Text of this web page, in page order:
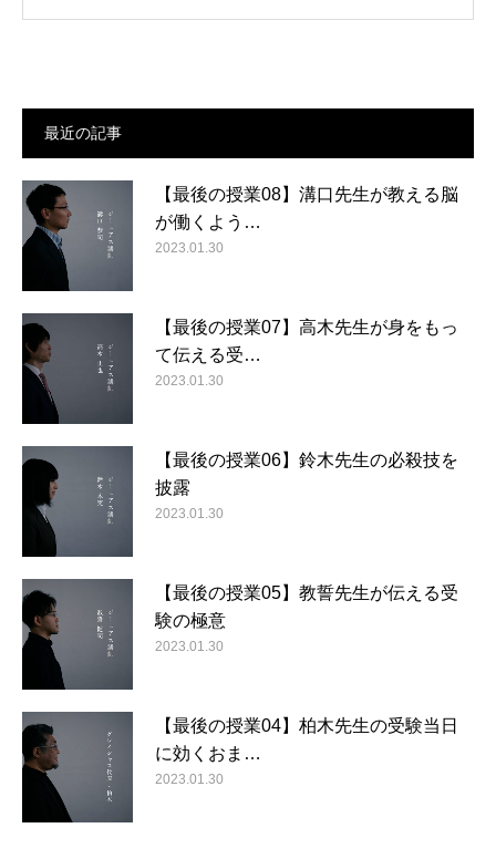
最近の記事
【最後の授業08】溝口先生が教える脳
が働くよう…
2023.01.30
【最後の授業07】高木先生が身をもっ
て伝える受…
2023.01.30
【最後の授業06】鈴木先生の必殺技を
披露
2023.01.30
【最後の授業05】教誓先生が伝える受
験の極意
2023.01.30
【最後の授業04】柏木先生の受験当日
に効くおま…
2023.01.30